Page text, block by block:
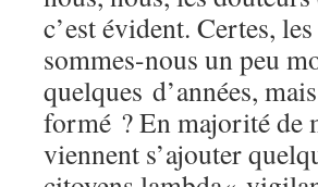
c’est évident. Certes,
sommes-nous un peu
quelques d’années,
formé ? En majorité de
viennent s’ajouter